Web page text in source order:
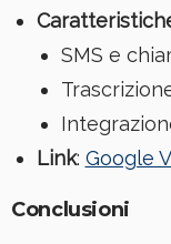
SMS e
Link: Google
Conclusioni